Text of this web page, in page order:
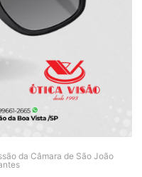
da Câmara de São João